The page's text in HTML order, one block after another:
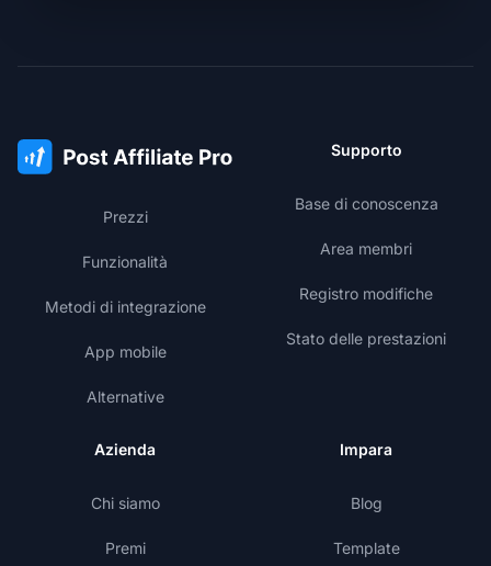
Prezzi
Funzionalità
Metodi di integrazione
App mobile
Alternative
Supporto
Base di conoscenza
Area membri
Registro modifiche
Stato delle prestazioni
Azienda
Chi siamo
Premi
Impara
Blog
Template